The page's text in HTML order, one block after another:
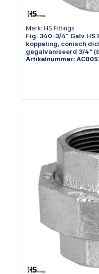
Merk: HS Fittings
Fig. 340-3/4" Galv
koppeling, conisch
gegalvaniseerd 3/4"
Artikelnummer: